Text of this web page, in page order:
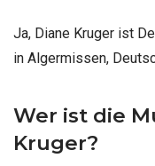
Ja, Diane Kruger ist
in Algermissen,
Wer ist die
Kruger?